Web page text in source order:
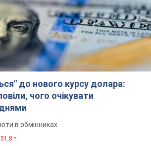
до нового курсу долара:
чого очікувати
в обмінниках
т.